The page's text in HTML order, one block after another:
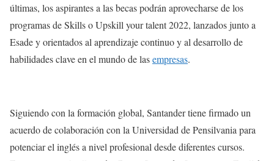
últimas, los aspirantes a las becas podrán aprovecharse de los
programas de Skills o Upskill your talent 2022, lanzados junto a
Esade y orientados al aprendizaje continuo y al desarrollo de
habilidades clave en el mundo de lasempresas.
Siguiendo con la formación global, Santander tiene firmado un
acuerdo de colaboración con la Universidad de Pensilvania para
potenciar el inglés a nivel profesional desde diferentes cursos.